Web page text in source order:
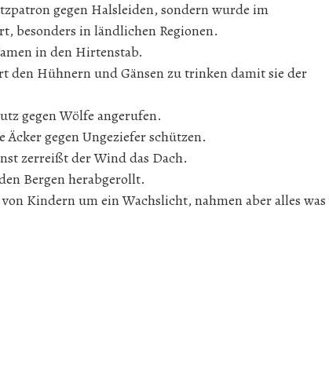
gegen Halsleiden, sondern wurde im
besonders in ländlichen Regionen.
in den Hirtenstab.
den Hühnern und Gänsen zu trinken damit sie der
gegen Wölfe angerufen.
gegen Ungeziefer schützen.
zerreißt der Wind das Dach.
Bergen herabgerollt.
Kindern um ein Wachslicht, nahmen aber alles was